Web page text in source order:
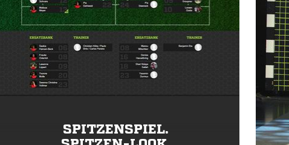
SPITZENSPIEL.